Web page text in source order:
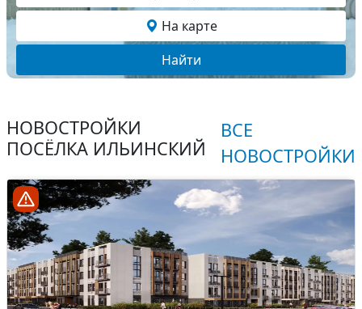
На карте
Найти
НОВОСТРОЙКИ
ПОСЁЛКА ИЛЬИНСКИЙ
ВСЕ
НОВОСТРОЙКИ